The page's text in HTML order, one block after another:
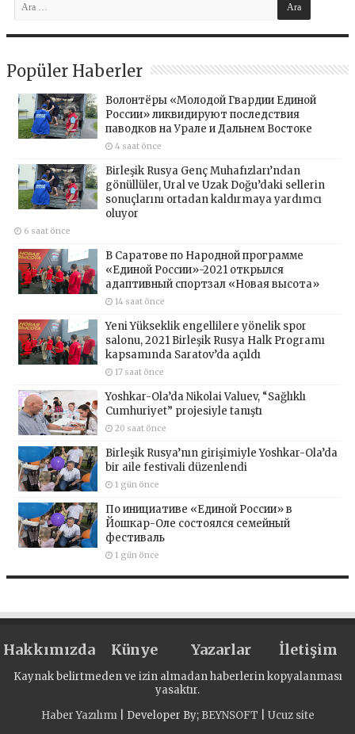
Popüler Haberler
Волонтёры «Молодой Гвардии Единой
России» ликвидируют последствия
паводков на Урале и Дальнем Востоке
4 saat önce
Birleşik Rusya Genç Muhafızları’ndan
gönüllüler, Ural ve Uzak Doğu’daki sellerin
sonuçlarını ortadan kaldırmaya yardımcı
oluyor
6 saat önce
В Саратове по Народной программе
«Единой России»-2021 открылся
адаптивный спортзал «Новая высота»
14 saat önce
Yeni Yükseklik engellilere yönelik spor
salonu, 2021 Birleşik Rusya Halk Programı
kapsamında Saratov’da açıldı
17 saat önce
Yoshkar-Ola’da Nikolai Valuev, “Sağlıklı
Cumhuriyet” projesiyle tanıştı
20 saat önce
Birleşik Rusya’nın girişimiyle Yoshkar-Ola’da
bir aile festivali düzenlendi
1 gün önce
По инициативе «Единой России» в
Йошкар-Оле состоялся семейный
фестиваль
1 gün önce
Hakkımızda Künye Yazarlar İletişim
Kaynak belirtmeden ve izin almadan haberlerin kopyalanması
yasaktır.
Haber Yazılımı| Developer By; BEYNSOFT Ucuz site